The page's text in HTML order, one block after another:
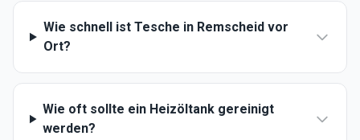
Wie schnell ist Tesche in Remscheid vor
Ort?
Wie oft sollte ein Heizöltank gereinigt
werden?